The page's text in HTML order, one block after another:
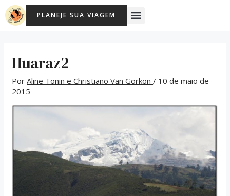
para
PLANEJE SUA VIAGEM Menu
Huaraz2
PorAline Tonin e Christiano Van Gorkon/ 10 de maio de
2015
Post
navigation